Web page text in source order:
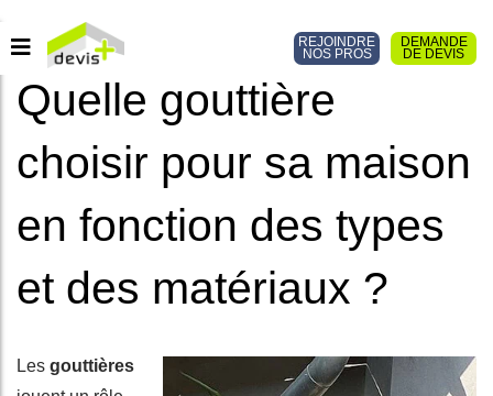
DEMANDE
DE DEVIS
REJOINDRE
NOS PROS
Quelle gouttière
choisir pour sa maison
en fonction des types
et des matériaux ?
Les gouttières